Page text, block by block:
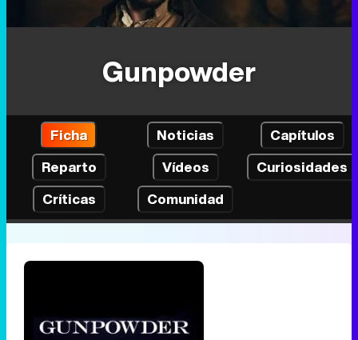
Gunpowder
Ficha Noticias
Capítulos
Reparto
Vídeos
Curiosidades
Críticas
Comunidad